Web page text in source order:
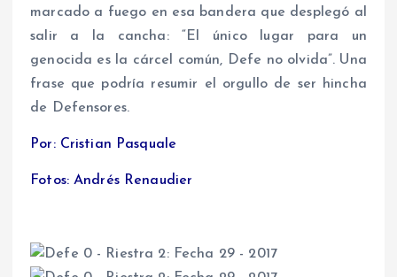
marcado a fuego en esa bandera que desplegó al
salir a la cancha: “El único lugar para un
genocida es la cárcel común, Defe no olvida”. Una
frase que podría resumir el orgullo de ser hincha
de Defensores.
Por: Cristian Pasquale
Fotos: Andrés Renaudier